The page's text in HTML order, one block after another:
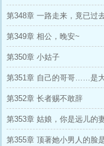
第348章 一路走来，竟已过
第349章 相公，晚安~
第350章 小姑子
第351章 自己的哥哥……是大
第352章 长者赐不敢辞
第353章 姑娘，你是远儿的
第355章 顶著她小男人的脸